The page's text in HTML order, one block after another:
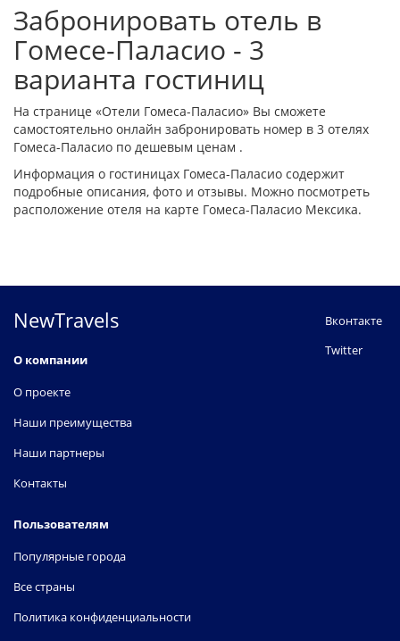
Забронировать отель в
Гомесе-Паласио - 3
варианта гостиниц
На странице «Отели Гомеса-Паласио» Вы сможете
самостоятельно онлайн забронировать номер в 3 отелях
Гомеса-Паласио по дешевым ценам .
Информация о гостиницах Гомеса-Паласио содержит
подробные описания, фото и отзывы. Можно посмотреть
расположение отеля на карте Гомеса-Паласио Мексика.
NewTravels
О компании
О проекте
Наши преимущества
Наши партнеры
Контакты
Пользователям
Популярные города
Все страны
Политика конфиденциальности
Вконтакте
Twitter